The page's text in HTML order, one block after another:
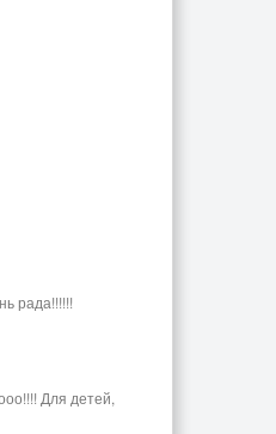
рада!!!!!!
Для детей,